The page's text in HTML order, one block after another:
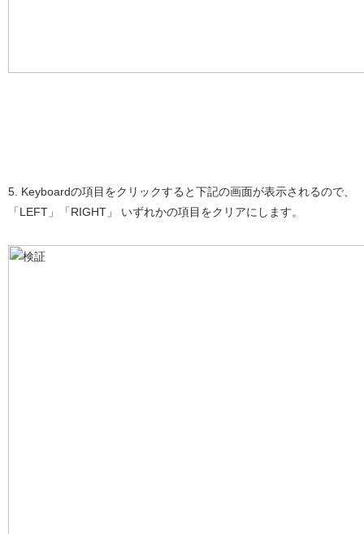
5. Keyboardの項目をクリックすると下記の画面が表示されるので、
「LEFT」「RIGHT」 いずれかの項目をクリアにします。